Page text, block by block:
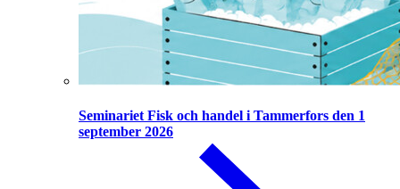
Seminariet Fisk och handel i Tammerfors den 1
september 2026